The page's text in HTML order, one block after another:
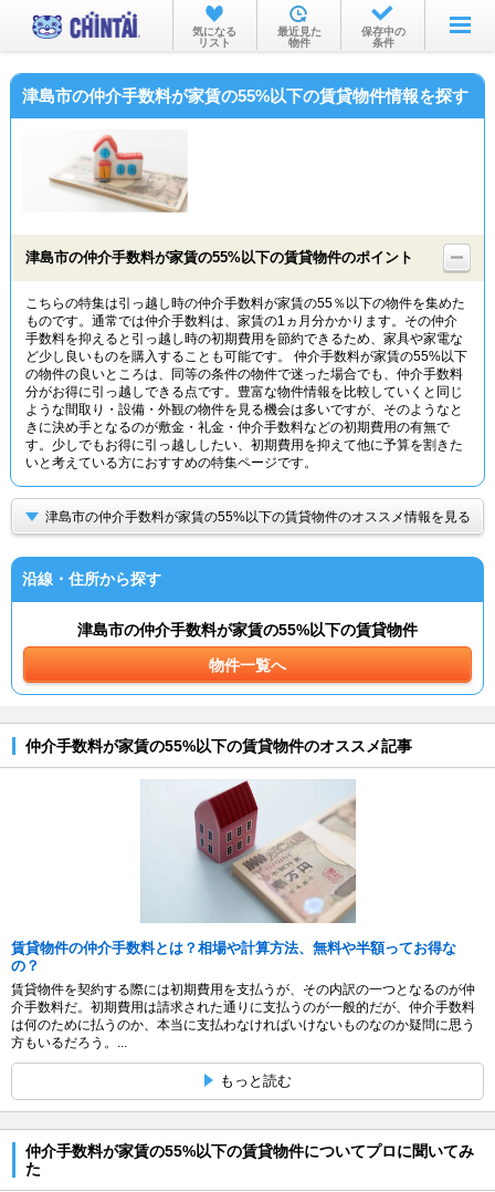
お部屋を探す
沿線・駅から
物件特集から
TOP
気になる
リスト
最近見た
物件
保存中の
条件
津島市の仲介手数料が家賃の55%以下の賃貸物件情報を探す
津島市の仲介手数料が家賃の55%以下の賃貸物件のポイント
こちらの特集は引っ越し時の仲介手数料が家賃の55％以下の物件を集めた
ものです。通常では仲介手数料は、家賃の1ヵ月分かかります。その仲介
手数料を抑えると引っ越し時の初期費用を節約できるため、家具や家電な
ど少し良いものを購入することも可能です。 仲介手数料が家賃の55%以下
の物件の良いところは、同等の条件の物件で迷った場合でも、仲介手数料
分がお得に引っ越しできる点です。豊富な物件情報を比較していくと同じ
ような間取り・設備・外観の物件を見る機会は多いですが、そのようなと
きに決め手となるのが敷金・礼金・仲介手数料などの初期費用の有無で
す。少しでもお得に引っ越ししたい、初期費用を抑えて他に予算を割きた
いと考えている方におすすめの特集ページです。
津島市の仲介手数料が家賃の55%以下の賃貸物件のオススメ情報を見る
沿線・住所から探す
津島市の仲介手数料が家賃の55%以下の賃貸物件
物件一覧へ
仲介手数料が家賃の55%以下の賃貸物件のオススメ記事
賃貸物件の仲介手数料とは？相場や計算方法、無料や半額ってお得な
の？
賃貸物件を契約する際には初期費用を支払うが、その内訳の一つとなるのが仲
介手数料だ。初期費用は請求された通りに支払うのが一般的だが、仲介手数料
は何のために払うのか、本当に支払わなければいけないものなのか疑問に思う
方もいるだろう。...
もっと読む
仲介手数料が家賃の55%以下の賃貸物件についてプロに聞いてみ
た